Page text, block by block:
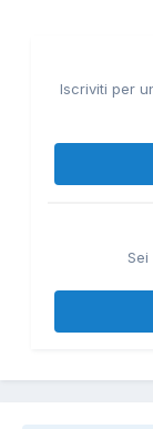
Iscriviti per